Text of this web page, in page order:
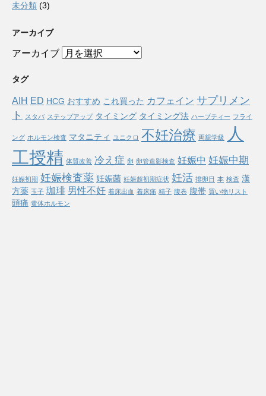
未分類 (3)
アーカイブ
アーカイブ
タグ
AIH ED HCG おすすめ これ買った カフェイン サプリメン
ト
スタバ ステップアップ タイミング タイミング法 ハーブティー フライ
ング ホルモン検査 マタニティ ユニクロ 不妊治療 両親学級
人
工授精 体質改善 冷え症 卵 卵管造影検査 妊娠中 妊娠中期
妊娠初期 妊娠検査薬 妊娠菌 妊娠超初期症状 妊活 排卵日 本 検査 漢
方薬 玉子 珈琲 男性不妊 着床出血 着床痛 精子 腹巻 腹帯 買い物リスト
頭痛 黄体ホルモン